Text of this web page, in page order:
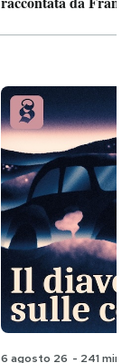
6 agosto 26 - 241 min